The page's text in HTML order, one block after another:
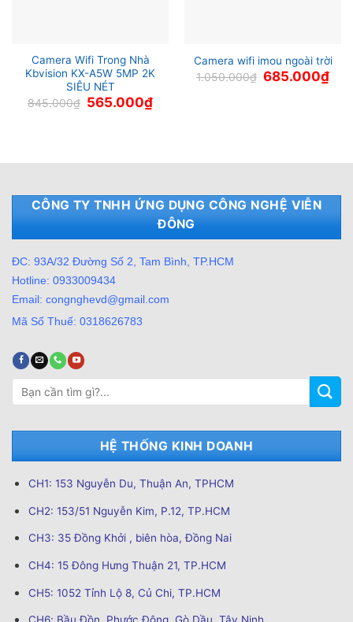
Camera Wifi Trong Nhà
Kbvision KX-A5W 5MP 2K
SIÊU NÉT
845.000₫ Giá
gốc
565.000₫Giá
Camera wifi imou ngoài trời
1.050.000₫ Giá
gốc
685.000₫Giá
CÔNG TY TNHH ỨNG DỤNG CÔNG NGHỆ VIỄN
ĐÔNG
ĐC: 93A/32 Đường Số 2, Tam Bình, TP.HCM
Hotline: 0933009434
Email: congnghevd@gmail.com
Mã Số Thuế: 0318626783
Tìm
kiếm:
HỆ THỐNG KINH DOANH
CH1: 153 Nguyễn Du, Thuận An, TPHCM
CH2: 153/51 Nguyễn Kim, P.12, TP.HCM
CH3: 35 Đồng Khởi , biên hòa, Đồng Nai
CH4: 15 Đông Hưng Thuận 21, TP.HCM
CH5: 1052 Tỉnh Lộ 8, Củ Chi, TP.HCM